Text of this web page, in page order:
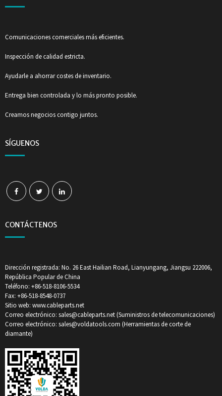
Comunicaciones comerciales más eficientes.
Inspección de calidad estricta.
Ayudarle a ahorrar costes de inventario.
Entrega bien controlada y lo más pronto posible.
Creamos negocios contigo juntos.
SÍGUENOS
CONTÁCTENOS
Dirección registrada: No. 26 East Hailian Road, Lianyungang, Jiangsu 222006,
República Popular de China
Teléfono: +86-518-8106-5534
Fax: +86-518-8548-0737
Sitio web: www.cableparts.net
Correo electrónico: sales@cableparts.net (Suministros de telecomunicaciones)
Correo electrónico: sales@voldatools.com (Herramientas de corte de
diamante)